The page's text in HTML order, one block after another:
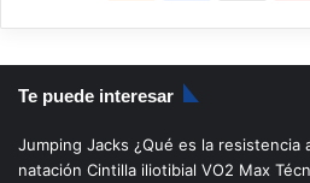
S
S
a
c
b
Te puede interesar
Jumping Jacks ¿Qué es la resistencia
natación Cintilla iliotibial VO2 Max